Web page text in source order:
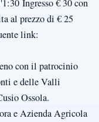
Ingresso € 30 con
al prezzo di € 25
link:
con il patrocinio
e delle Valli
Ossola.
e Azienda Agricola